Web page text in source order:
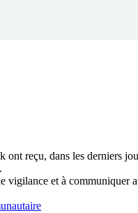
reçu, dans les derniers
et à communiquer